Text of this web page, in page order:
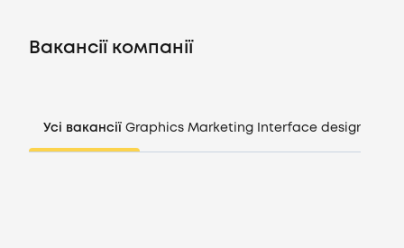
CV генератор
Вакансії компанії
Усі вакансії Graphics Marketing Interface design